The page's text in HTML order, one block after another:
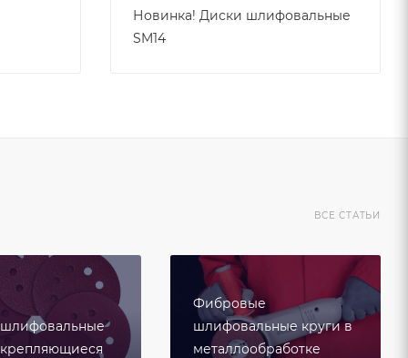
Новинка! Диски шлифовальные
SM14
ВСЕ СТАТЬИ
Фибровые
шлифовальные круги в
металлообработке